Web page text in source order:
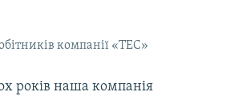
компанії «ТЕС»
років наша компанія